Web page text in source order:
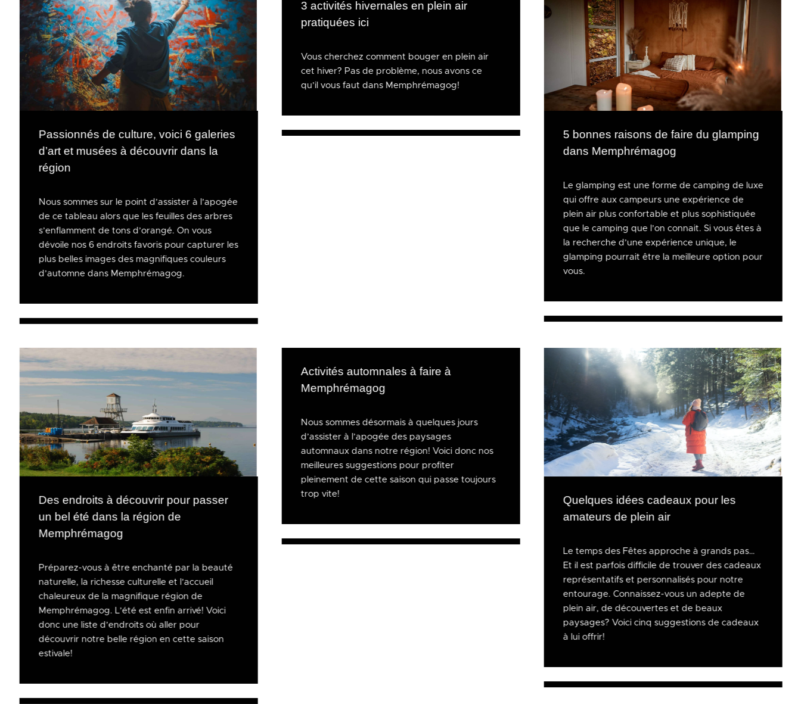
Passionnés de culture, voici 6 galeries
d’art et musées à découvrir dans la
région
Nous sommes sur le point d’assister à l’apogée
de ce tableau alors que les feuilles des arbres
s’enflamment de tons d’orangé. On vous
dévoile nos 6 endroits favoris pour capturer les
plus belles images des magnifiques couleurs
d’automne dans Memphrémagog.
3 activités hivernales en plein air
pratiquées ici
Vous cherchez comment bouger en plein air
cet hiver? Pas de problème, nous avons ce
qu’il vous faut dans Memphrémagog!
5 bonnes raisons de faire du glamping
dans Memphrémagog
Le glamping est une forme de camping de luxe
qui offre aux campeurs une expérience de
plein air plus confortable et plus sophistiquée
que le camping que l’on connait. Si vous êtes à
la recherche d’une expérience unique, le
glamping pourrait être la meilleure option pour
vous.
Des endroits à découvrir pour passer
un bel été dans la région de
Memphrémagog
Préparez-vous à être enchanté par la beauté
naturelle, la richesse culturelle et l’accueil
chaleureux de la magnifique région de
Memphrémagog. L’été est enfin arrivé! Voici
donc une liste d’endroits où aller pour
découvrir notre belle région en cette saison
estivale!
Activités automnales à faire à
Memphrémagog
Nous sommes désormais à quelques jours
d’assister à l’apogée des paysages
automnaux dans notre région! Voici donc nos
meilleures suggestions pour profiter
pleinement de cette saison qui passe toujours
trop vite! Quelques idées cadeaux pour les
amateurs de plein air
Le temps des Fêtes approche à grands pas…
Et il est parfois difficile de trouver des cadeaux
représentatifs et personnalisés pour notre
entourage. Connaissez-vous un adepte de
plein air, de découvertes et de beaux
paysages? Voici cinq suggestions de cadeaux
à lui offrir!